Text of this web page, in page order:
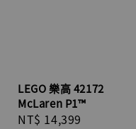
LEGO 樂高 42172
McLaren P1™
Regular
NT$ 14,399